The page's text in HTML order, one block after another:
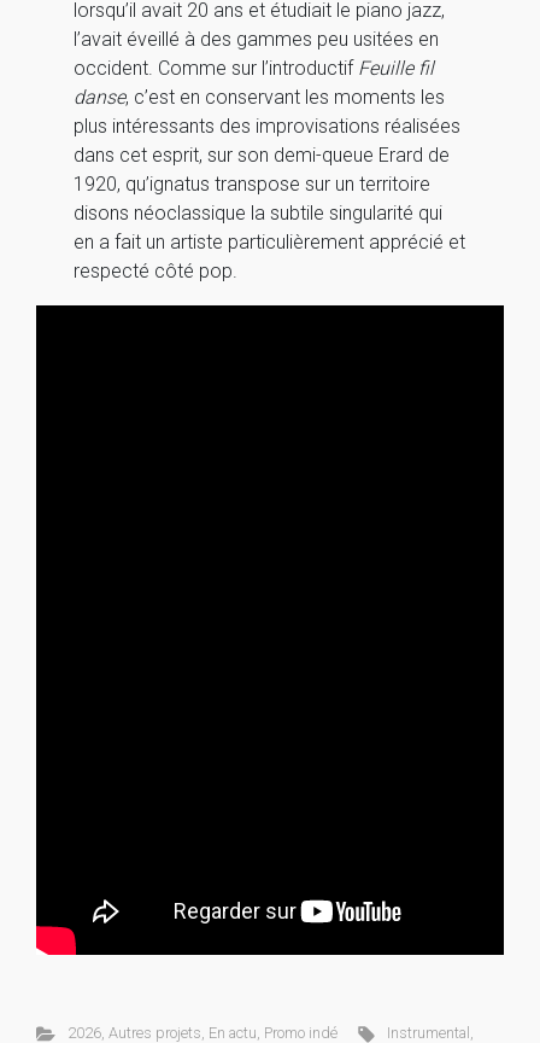
lorsqu’il avait 20 ans et étudiait le piano jazz,
l’avait éveillé à des gammes peu usitées en
occident. Comme sur l’introductif Feuille fil
danse, c’est en conservant les moments les
plus intéressants des improvisations réalisées
dans cet esprit, sur son demi-queue Erard de
1920, qu’ignatus transpose sur un territoire
disons néoclassique la subtile singularité qui
en a fait un artiste particulièrement apprécié et
respecté côté pop.
2026, Autres projets, En actu, Promo indé Instrumental ,